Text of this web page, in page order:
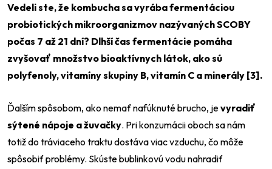
Vedeli ste, že kombucha sa vyrába fermentáciou
probiotických mikroorganizmov nazývaných SCOBY
počas 7 až 21 dní? Dlhší čas fermentácie pomáha
zvyšovať množstvo bioaktívnych látok, ako sú
polyfenoly, vitamíny skupiny B, vitamín C a minerály [3].
Ďalším spôsobom, ako nemať nafúknuté brucho, jevyradiť
sýtené nápoje a žuvačky. Pri konzumácii oboch sa nám
totiž do tráviaceho traktu dostáva viac vzduchu, čo môže
spôsobiť problémy. Skúste bublinkovú vodu nahradiť